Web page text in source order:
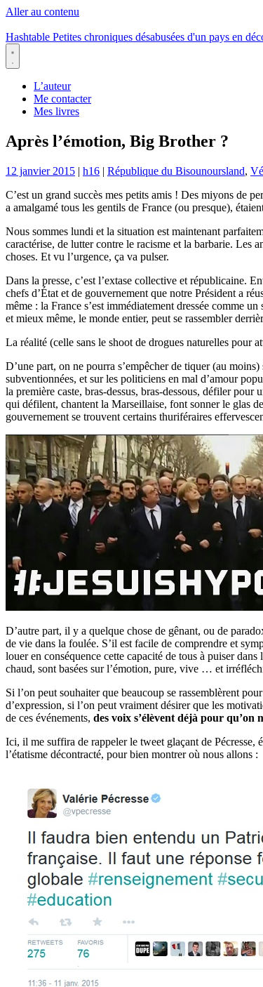
Aller au contenu
Hashtable Petites chroniques désabusées d'un pays en
Menu
L’auteur
Me contacter
Mes livres
Après l’émotion, Big Brother ?
12 janvier 2015 | h16 | République du Bisounoursland,
C’est un grand succès mes petits amis ! Des miyons de
a amalgamé tous les gentils de France (ou presque),
Nous sommes lundi et la situation est maintenant
caractérise, de lutter contre le racisme et la barbarie. Les
choses. Et vu l’urgence, ça va pulser.
Dans la presse, c’est l’extase collective et républicaine.
chefs d’État et de gouvernement que notre Président a
même : la France s’est immédiatement dressée comme
et mieux même, le monde entier, peut se rassembler
La réalité (celle sans le shoot de drogues naturelles pour
D’une part, on ne pourra s’empêcher de tiquer (au
subventionnées, et sur les politiciens en mal d’amour
la première caste, bras-dessus, bras-dessous, défiler
qui défilent, chantent la Marseillaise, font sonner le glas
gouvernement se trouvent certains thuriféraires
D’autre part, il y a quelque chose de gênant, ou de
de vie dans la foulée. S’il est facile de comprendre et
louer en conséquence cette capacité de tous à puiser
chaud, sont basées sur l’émotion, pure, vive … et
Si l’on peut souhaiter que beaucoup se rassemblèrent
d’expression, si l’on peut vraiment désirer que les
de ces événements, des voix s’élèvent déjà pour
Ici, il me suffira de rappeler le tweet glaçant de
l’étatisme décontracté, pour bien montrer où nous allons :